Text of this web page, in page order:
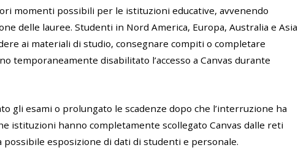
momenti possibili per le istituzioni educative, avvenendo
delle lauree. Studenti in Nord America, Europa, Australia e Asia
ai materiali di studio, consegnare compiti o completare
temporaneamente disabilitato l’accesso a Canvas durante
gli esami o prolungato le scadenze dopo che l’interruzione ha
istituzioni hanno completamente scollegato Canvas dalle reti
esposizione di dati di studenti e personale.